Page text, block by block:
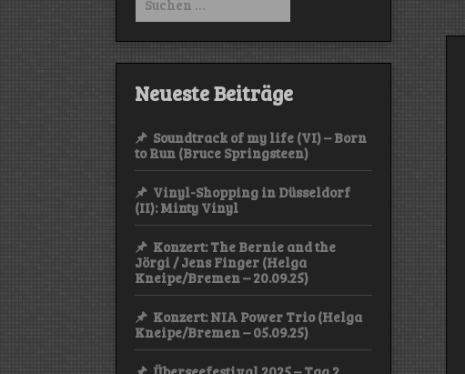
nach:
Neueste Beiträge
Soundtrack of my life (VI) – Born
to Run (Bruce Springsteen)
Vinyl-Shopping in Düsseldorf
(II): Minty Vinyl
Konzert: The Bernie and the
Jörgi / Jens Finger (Helga
Kneipe/Bremen – 20.09.25)
Konzert: NIA Power Trio (Helga
Kneipe/Bremen – 05.09.25)